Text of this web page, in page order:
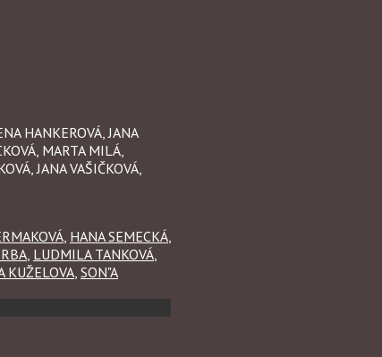
HANKEROVÁ, JANA
MARTA MILÁ,
JANA VAŠIČKOVÁ,
HANA SEMECKÁ
LUDMILA TANKOVÁ
KUŽELOVA SON"A